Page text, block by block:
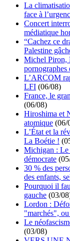
La
face à
Concert
médiatique
“Cachez ce
Palestine
Michel Piron,
pornographes
L’ARCOM
LFI (06/08)
France, le
(06/08)
Hiroshima et
atomique (06/
L’État et la
La Boétie !
Michigan : Le
démocrate
30 % des
des enfants,
Pourquoi il
gauche (03/
Lordon :
"marchés",
Le
(03/08)